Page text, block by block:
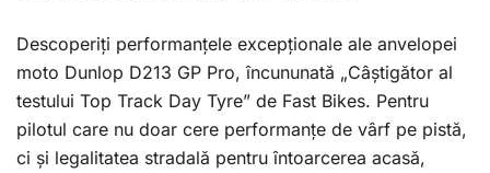
Descoperiți performanțele excepționale ale anvelopei
moto Dunlop D213 GP Pro, încununată „Câștigător al
testului Top Track Day Tyre” de Fast Bikes. Pentru
pilotul care nu doar cere performanțe de vârf pe pistă,
ci și legalitatea stradală pentru întoarcerea acasă,